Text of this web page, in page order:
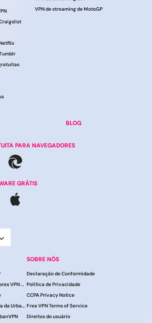
VPN de streaming de MotoGP
BLOG
PARA NAVEGADORES
GRÁTIS
Recursos locais de servidores VPN do UrbanVPN
Largura de banda ilimitada da UrbanVPN
SOBRE NÓS
Declaração de Conformidade
Política de Privacidade
CCPA Privacy Notice
Free VPN Terms of Service
Direitos do usuário